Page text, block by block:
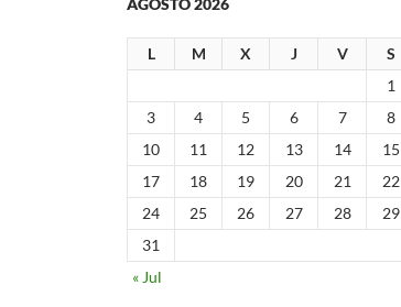
AGOSTO 2026
L M X J V S
1
3
4 5 6 7 8
10
11 12 13 14 15
17
18 19 20 21 22
24
25 26 27 28 29
31
« Jul